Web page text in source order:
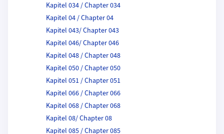
Kapitel 034 / Chapter 034
Kapitel 04 / Chapter 04
Kapitel 043/ Chapter 043
Kapitel 046/ Chapter 046
Kapitel 048 / Chapter 048
Kapitel 050 / Chapter 050
Kapitel 051 / Chapter 051
Kapitel 066 / Chapter 066
Kapitel 068 / Chapter 068
Kapitel 08/ Chapter 08
Kapitel 085 / Chapter 085